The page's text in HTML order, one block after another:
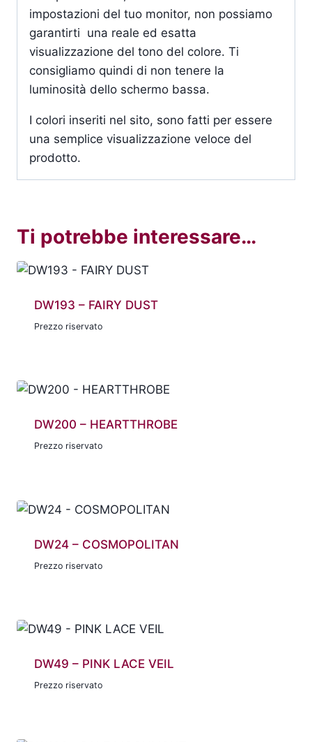
impostazioni del tuo monitor, non possiamo
garantirti una reale ed esatta
visualizzazione del tono del colore. Ti
consigliamo quindi di non tenere la
luminosità dello schermo bassa.
I colori inseriti nel sito, sono fatti per essere
una semplice visualizzazione veloce del
prodotto.
Ti potrebbe interessare…
DW193 – FAIRY DUST
Prezzo riservato
DW200 – HEARTTHROBE
Prezzo riservato
DW24 – COSMOPOLITAN
Prezzo riservato
DW49 – PINK LACE VEIL
Prezzo riservato